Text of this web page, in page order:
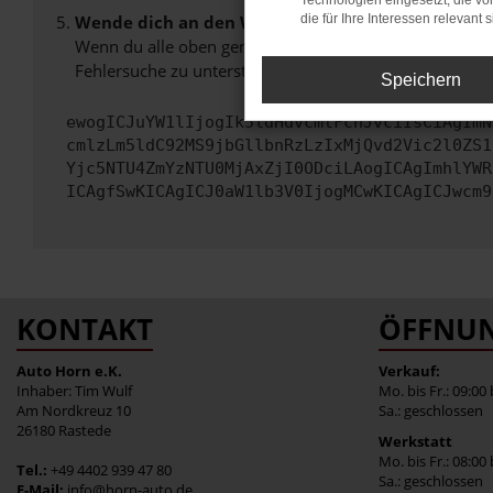
Wende dich an den Webseitenbetreiber.
Wenn du alle oben genannten Schritte versucht hast,
Fehlersuche zu unterstützen:
KONTAKT
Auto Horn e.K.
Inhaber: Tim Wulf
Am Nordkreuz 10
26180 Rastede
Tel.: +49 4402 939 47 80
Verkauf:
Mo. bis Fr.: 09:00
Sa.: geschlossen
Werkstatt
Mo. bis Fr.: 08:00
Sa.: geschlossen
die für Ihre Interessen relevant
Speichern